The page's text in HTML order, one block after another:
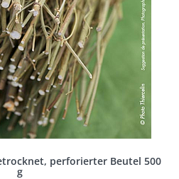
perforierter Beutel 500
g